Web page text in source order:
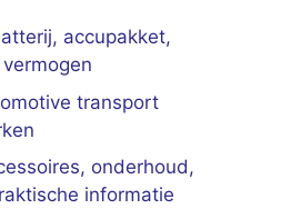
accupakket,
transport
onderhoud,
informatie